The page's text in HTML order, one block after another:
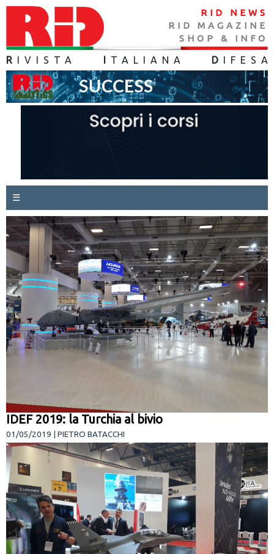
RID NEWS
RID MAGAZINE
SHOP & INFO
R IVISTA TALIANA D IFES A
☰
IDEF 2019: la Turchia al bivio
01/05/2019 | PIETRO BATACCHI